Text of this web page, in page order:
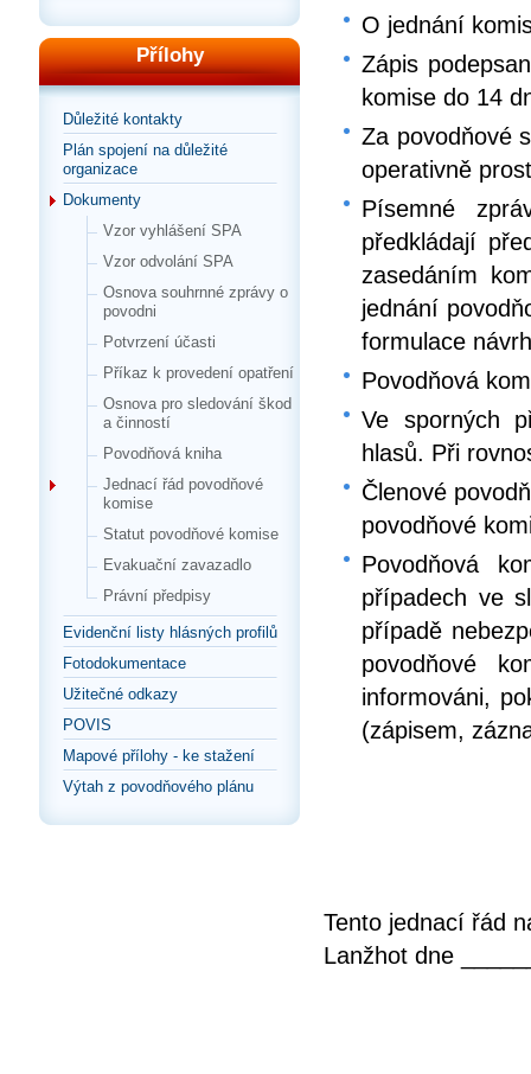
Přílohy
Důležité kontakty
Plán spojení na důležité
organizace
Dokumenty
Vzor vyhlášení SPA
Vzor odvolání SPA
Osnova souhrnné zprávy o
povodni
Potvrzení účasti
Příkaz k provedení opatření
Osnova pro sledování škod
a činností
Povodňová kniha
Jednací řád povodňové
komise
Statut povodňové komise
Evakuační zavazadlo
Právní předpisy
Evidenční listy hlásných profilů
Fotodokumentace
Užitečné odkazy
POVIS
Mapové přílohy - ke stažení
Výtah z povodňového plánu
O jednání
Zápis
komise do 14
Za povodňové
operativně
Písemné
předkládají
zasedáním
jednání
formulace
Povodňová
Ve sporných
hlasů. Při
Členové
povodňové
Povodňová
případech ve
případě
povodňové
informováni,
(zápisem,
Tento jednací řád
Lanžhot dne